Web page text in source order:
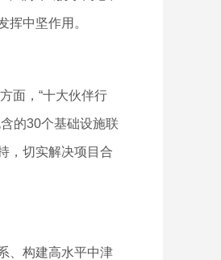
中坚作用。
面，“十大伙伴行
的30个基础设施联
，切实解决项目合
、构建高水平中津